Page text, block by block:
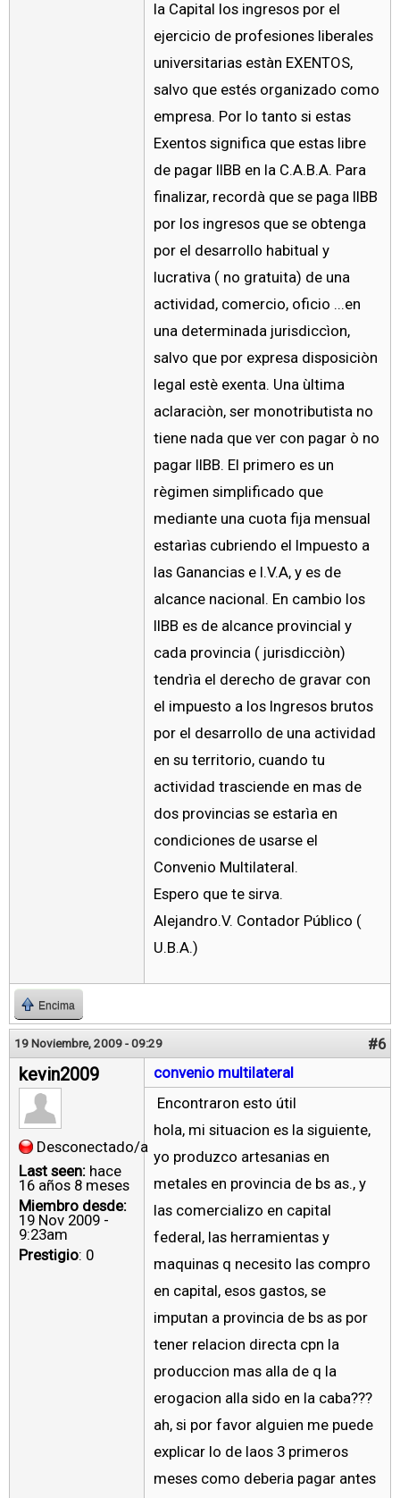
la Capital los ingresos por el
ejercicio de profesiones liberales
universitarias estàn EXENTOS,
salvo que estés organizado como
empresa. Por lo tanto si estas
Exentos significa que estas libre
de pagar IIBB en la C.A.B.A. Para
finalizar, recordà que se paga IIBB
por los ingresos que se obtenga
por el desarrollo habitual y
lucrativa ( no gratuita) de una
actividad, comercio, oficio ...en
una determinada jurisdiccìon,
salvo que por expresa disposiciòn
legal estè exenta. Una ùltima
aclaraciòn, ser monotributista no
tiene nada que ver con pagar ò no
pagar IIBB. El primero es un
règimen simplificado que
mediante una cuota fija mensual
estarìas cubriendo el Impuesto a
las Ganancias e I.V.A, y es de
alcance nacional. En cambio los
IIBB es de alcance provincial y
cada provincia ( jurisdicciòn)
tendrìa el derecho de gravar con
el impuesto a los Ingresos brutos
por el desarrollo de una actividad
en su territorio, cuando tu
actividad trasciende en mas de
dos provincias se estarìa en
condiciones de usarse el
Convenio Multilateral.
Espero que te sirva.
Alejandro.V. Contador Público (
U.B.A.)
Encima
19 Noviembre, 2009 - 09:29 #6
kevin2009
Desconectado/a
Last seen: hace
16 años 8 meses
Miembro desde:
19 Nov 2009 -
9:23am
Prestigio: 0
convenio multilateral
Encontraron esto útil
hola, mi situacion es la siguiente,
yo produzco artesanias en
metales en provincia de bs as., y
las comercializo en capital
federal, las herramientas y
maquinas q necesito las compro
en capital, esos gastos, se
imputan a provincia de bs as por
tener relacion directa cpn la
produccion mas alla de q la
erogacion alla sido en la caba???
ah, si por favor alguien me puede
explicar lo de laos 3 primeros
meses como deberia pagar antes